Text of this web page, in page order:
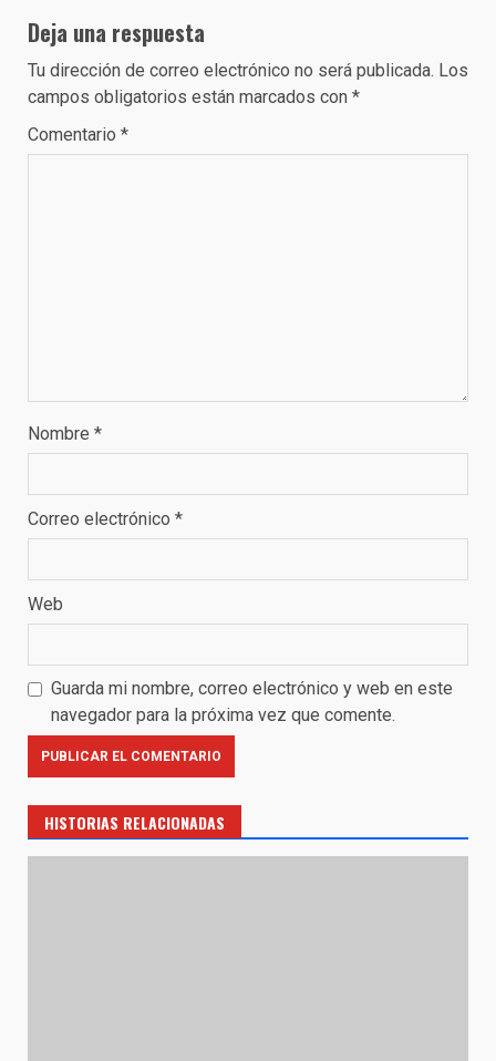
Deja una respuesta
Tu dirección de correo electrónico no será publicada. Los
campos obligatorios están marcados con *
Comentario *
Nombre *
Correo electrónico *
Web
Guarda mi nombre, correo electrónico y web en este
navegador para la próxima vez que comente.
HISTORIAS RELACIONADAS